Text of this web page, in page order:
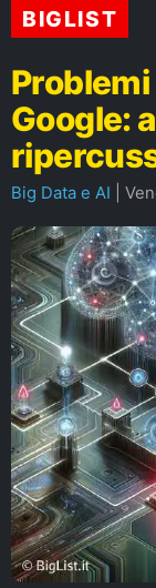
BIGLIST
Google:
Big Data e AI